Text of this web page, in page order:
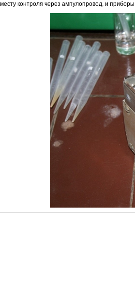
месту контроля через ампулопровод, и